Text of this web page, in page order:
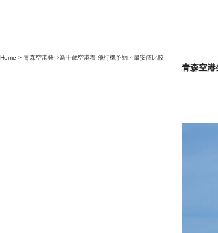
Home > 青森空港発⇒新千歳空港着 飛行機予約・最安値比較
青森空